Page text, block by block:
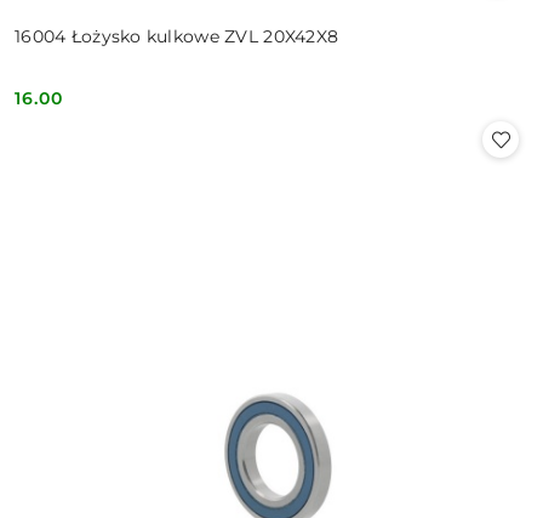
16004 Łożysko kulkowe ZVL 20X42X8
Cena:
16.00